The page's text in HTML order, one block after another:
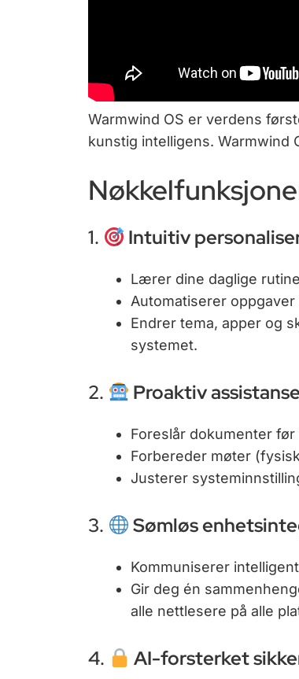
Warmwind OS er verdens
kunstig intelligens. Warmwind
1. Intuitiv
Lærer dine daglige
Automatiserer
Endrer tema, apper og
systemet.
2. Proaktiv assistanse
Foreslår dokumenter før
Forbereder møter
Justerer
3. Sømløs
Kommuniserer
Gir deg én
alle nettlesere på alle
4. AI-forsterket